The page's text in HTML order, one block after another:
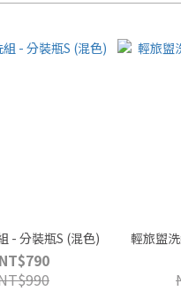
- 分裝瓶S (混色)
NT$790
輕旅盥